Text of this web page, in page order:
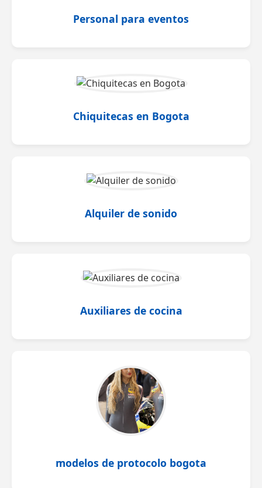
Personal para eventos
Chiquitecas en Bogota
Alquiler de sonido
Auxiliares de cocina
modelos de protocolo bogota